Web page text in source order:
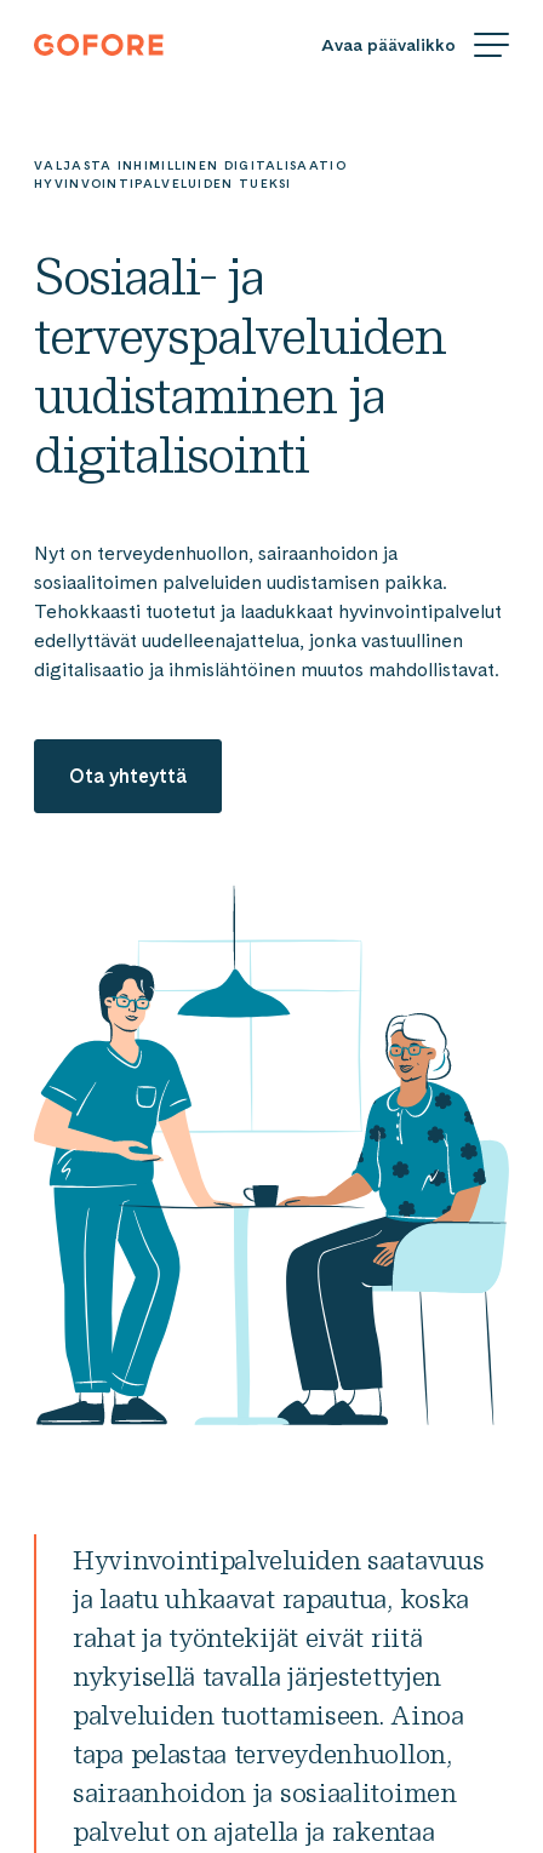
Siirry
suoraan
Gofore
knowledge
in
VALJASTA INHIMILLINEN DIGITALISAATIO
HYVINVOINTIPALVELUIDEN TUEKSI
Sosiaali- ja
terveyspalveluiden
uudistaminen ja
digitalisointi
Nyt on terveydenhuollon, sairaanhoidon ja
sosiaalitoimen palveluiden uudistamisen paikka.
Tehokkaasti tuotetut ja laadukkaat hyvinvointi­palvelut
edellyttävät uudelleenajattelua, jonka vastuullinen
digitalisaatio ja ihmislähtöinen muutos mahdollistavat.
Ota yhteyttä
Hyvinvointipalveluiden saatavuus
ja laatu uhkaavat rapautua, koska
rahat ja työntekijät eivät riitä
nykyisellä tavalla järjestettyjen
palveluiden tuottamiseen.​ Ainoa
tapa pelastaa terveydenhuollon,
sairaanhoidon ja sosiaalitoimen
palvelut on ajatella ja rakentaa